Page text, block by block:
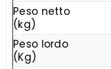
Peso netto
(kg)
Peso lordo
(Kg)